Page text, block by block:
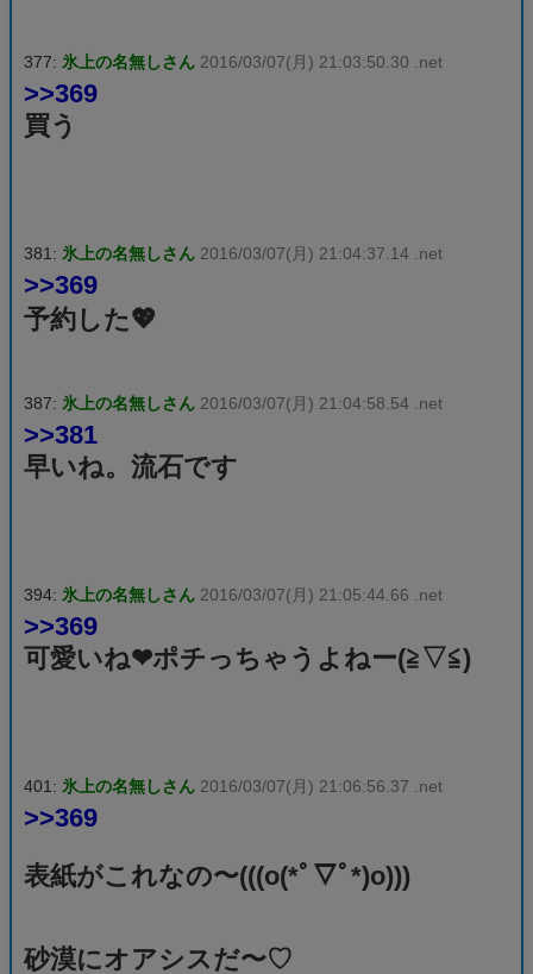
377: 氷上の名無しさん 2016/03/07(月) 21:03:50.30 .net
>>369
買う
381: 氷上の名無しさん 2016/03/07(月) 21:04:37.14 .net
>>369
予約した💖
387: 氷上の名無しさん 2016/03/07(月) 21:04:58.54 .net
>>381
早いね。流石です
394: 氷上の名無しさん 2016/03/07(月) 21:05:44.66 .net
>>369
可愛いね❤ポチっちゃうよねー(≧▽≦)
401: 氷上の名無しさん 2016/03/07(月) 21:06:56.37 .net
>>369
表紙がこれなの〜(((o(*ﾟ▽ﾟ*)o)))
砂漠にオアシスだ〜♡